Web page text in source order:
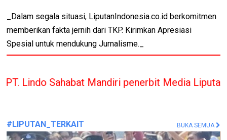
_Dalam segala situasi, LiputanIndonesia.co.id berkomitmen
memberikan fakta jernih dari TKP. Kirimkan Apresiasi
Spesial untuk mendukung Jurnalisme._
Mandiri penerbit Media Liputan Indonesia
#LIPUTAN_TERKAIT BUKA SEMUA